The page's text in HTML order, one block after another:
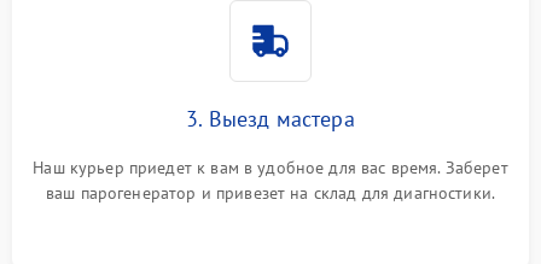
3. Выезд мастера
Наш курьер приедет к вам в удобное для вас время. Заберет
ваш парогенератор и привезет на склад для диагностики.